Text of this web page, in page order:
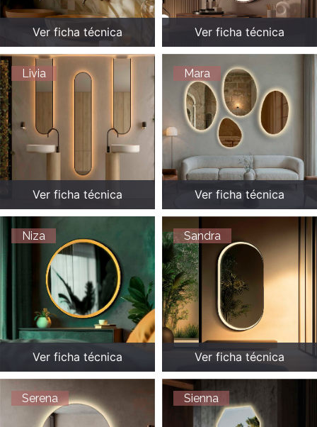
Ver ficha técnica Ver ficha técnica
Ver ficha técnica
Livia
Ver ficha técnica
Mara
Ver ficha técnica
Niza
Ver ficha técnica
Sandra
Serena Sienna